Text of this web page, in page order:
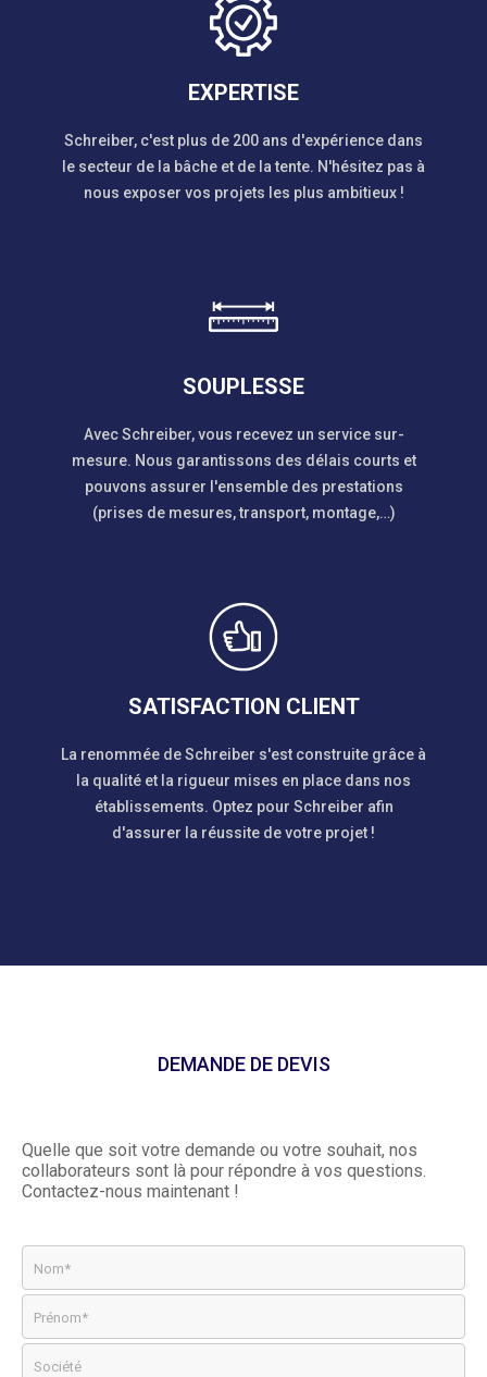
EXPERTISE
Schreiber, c'est plus de 200 ans d'expérience dans
le secteur de la bâche et de la tente. N'hésitez pas à
nous exposer vos projets les plus ambitieux !
SOUPLESSE
Avec Schreiber, vous recevez un service sur-
mesure. Nous garantissons des délais courts et
pouvons assurer l'ensemble des prestations
(prises de mesures, transport, montage,…)
SATISFACTION CLIENT
La renommée de Schreiber s'est construite grâce à
la qualité et la rigueur mises en place dans nos
établissements. Optez pour Schreiber afin
d'assurer la réussite de votre projet !
DEMANDE DE DEVIS
Quelle que soit votre demande ou votre souhait, nos
collaborateurs sont là pour répondre à vos questions.
Contactez-nous maintenant !